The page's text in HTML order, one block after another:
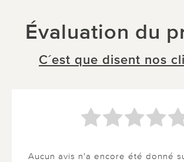
Évaluation du
C´est que disent nos
Aucun avis n'a encore été donné